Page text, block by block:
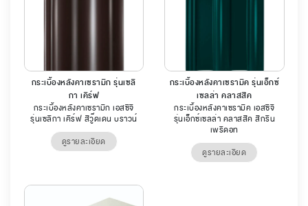
กระเบื้องหลังคาเซรามิก รุ่นเซลิ
กา เคิร์ฟ
กระเบื้องหลังคาเซรามิก เอสซีจี
รุ่นเซลิกา เคิร์ฟ สีวู๊ดเดน บราวน์
ดูรายละเอียด
กระเบื้องหลังคาเซรามิค รุ่นเอ็กซ์
เซลล่า คลาสสิค
กระเบื้องหลังคาเซรามิค เอสซีจี
รุ่นเอ็กซ์เซลล่า คลาสสิค สีกรีน
เพริดอท
ดูรายละเอียด